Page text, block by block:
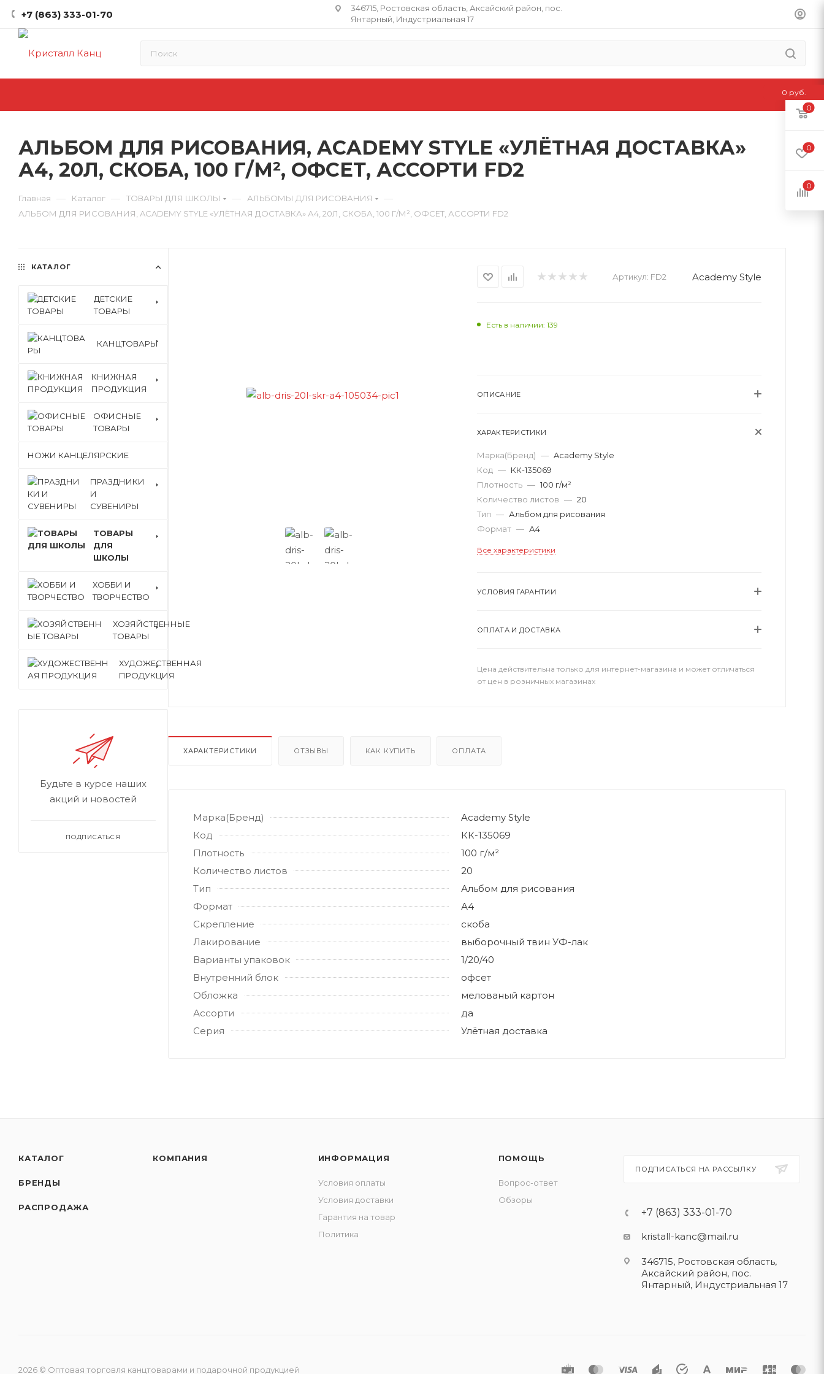
+7 (863) 333-01-70
346715, Ростовская область​, Аксайский район, пос.
Янтарный, Индустриальная 17
АЛЬБОМ ДЛЯ РИСОВАНИЯ, ACADEMY STYLE «УЛЁТНАЯ ДОСТАВКА»
А4, 20Л, СКОБА, 100 Г/М², ОФСЕТ, АССОРТИ FD2
Главная — Каталог — ТОВАРЫ ДЛЯ ШКОЛЫ — АЛЬБОМЫ ДЛЯ РИСОВАНИЯ —
АЛЬБОМ ДЛЯ РИСОВАНИЯ, ACADEMY STYLE «УЛЁТНАЯ ДОСТАВКА» А4, 20Л, СКОБА, 100 Г/М², ОФСЕТ, АССОРТИ FD2
Артикул: FD2 Academy Style
Есть в наличии: 139
ОПИСАНИЕ
ХАРАКТЕРИСТИКИ
Марка(Бренд) — Academy Style
Код — КК-135069
Плотность — 100 г/м²
Количество листов — 20
Тип — Альбом для рисования
Формат — А4
Все характеристики
УСЛОВИЯ ГАРАНТИИ
ОПЛАТА И ДОСТАВКА
Цена действительна только для интернет-магазина и может отличаться
от цен в розничных магазинах
ХАРАКТЕРИСТИКИ ОТЗЫВЫ КАК КУПИТЬ ОПЛАТА
Марка(Бренд)
Academy Style
Код
КК-135069
Плотность
100 г/м²
Количество листов
20
Тип
Альбом для рисования
Формат
А4
Скрепление
скоба
Лакирование
выборочный твин УФ-лак
Варианты упаковок
1/20/40
Внутренний блок
офсет
Обложка
мелованый картон
Ассорти
да
Серия
Улётная доставка
КАТАЛОГ
ДЕТСКИЕ
ТОВАРЫ
КАНЦТОВАРЫ
КНИЖНАЯ
ПРОДУКЦИЯ
ОФИСНЫЕ
ТОВАРЫ
НОЖИ КАНЦЕЛЯРСКИЕ
ПРАЗДНИКИ
И
СУВЕНИРЫ
ТОВАРЫ
ДЛЯ
ШКОЛЫ
ХОББИ И
ТВОРЧЕСТВО
ХОЗЯЙСТВЕННЫЕ
ТОВАРЫ
ХУДОЖЕСТВЕННАЯ
ПРОДУКЦИЯ
Будьте в курсе наших
акций и новостей
ПОДПИСАТЬСЯ
КАТАЛОГ
БРЕНДЫ
РАСПРОДАЖА
КОМПАНИЯ ИНФОРМАЦИЯ
Условия оплаты
Условия доставки
Гарантия на товар
Политика
ПОМОЩЬ
Вопрос-ответ
Обзоры
ПОДПИСАТЬСЯ НА РАССЫЛКУ
+7 (863) 333-01-70
kristall-kanc@mail.ru
346715, Ростовская область​,
Аксайский район, пос.
Янтарный, Индустриальная 17
2026 © Оптовая торговля канцтоварами и подарочной продукцией
0
0
0
0 руб.